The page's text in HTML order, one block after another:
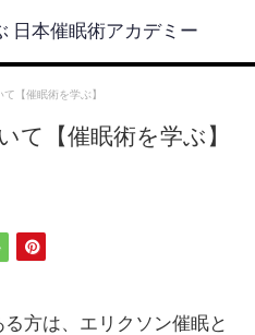
日本催眠術アカデミー
【催眠術を学ぶ】
て【催眠術を学ぶ】
方は、エリクソン催眠と